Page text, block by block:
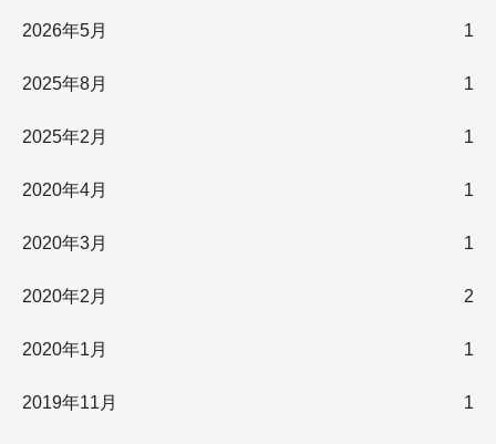
2026年5月 1
2025年8月 1
2025年2月 1
2020年4月 1
2020年3月 1
2020年2月 2
2020年1月 1
2019年11月 1